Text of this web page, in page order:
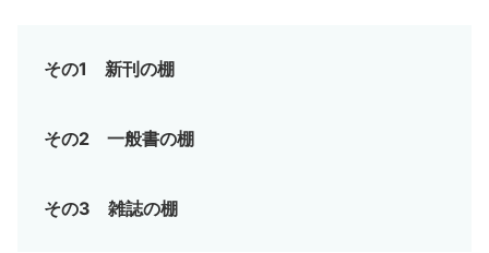
その1 新刊の棚
その2 一般書の棚
その3 雑誌の棚